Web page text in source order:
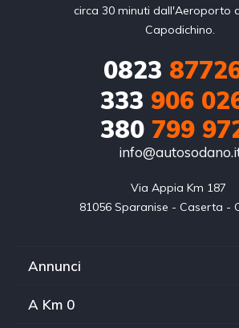
circa 30 minuti dall'Aeroporto
Capodichino.
0823
333 906
380799
Via Appia Km 187
81056 Sparanise - Caserta -
Annunci
A Km 0